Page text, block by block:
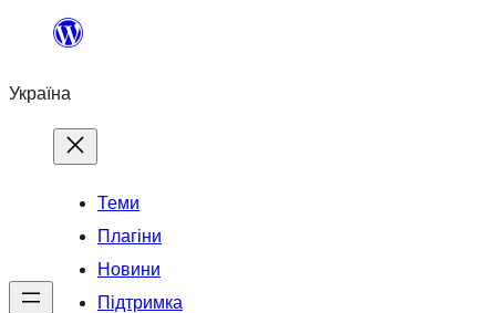
Перейти
вмісту
Україна
Теми
Плагіни
Новини
Підтримка